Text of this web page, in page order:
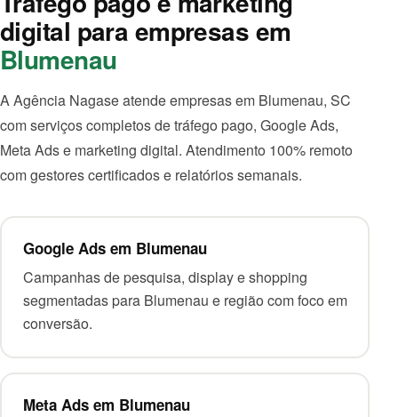
digital para empresas em
Blumenau
A Agência Nagase atende empresas em Blumenau, SC
com serviços completos de tráfego pago, Google Ads,
Meta Ads e marketing digital. Atendimento 100% remoto
com gestores certificados e relatórios semanais.
Google Adsem Blumenau
Campanhas de pesquisa, display e shopping
segmentadas para Blumenau e região com foco em
conversão.
Meta Adsem Blumenau